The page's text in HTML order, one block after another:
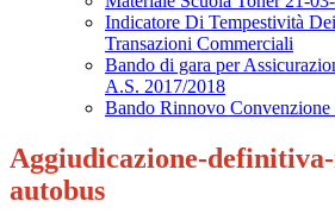
Indicatore Di Tempestività
Transazioni Commerciali
Bando di gara per
A.S. 2017/2018
Bando Rinnovo Convenzione
Aggiudicazione-
autobus